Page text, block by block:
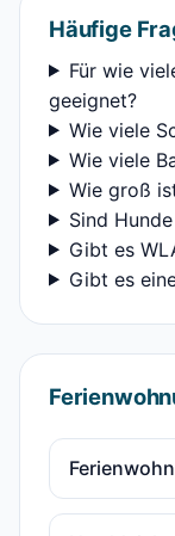
Häufige
Für wie
geeignet?
Wie viele
Wie viele
Wie groß
Sind
Gibt es
Gibt es